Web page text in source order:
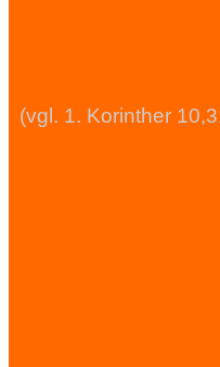
(vgl. 1. Korinther